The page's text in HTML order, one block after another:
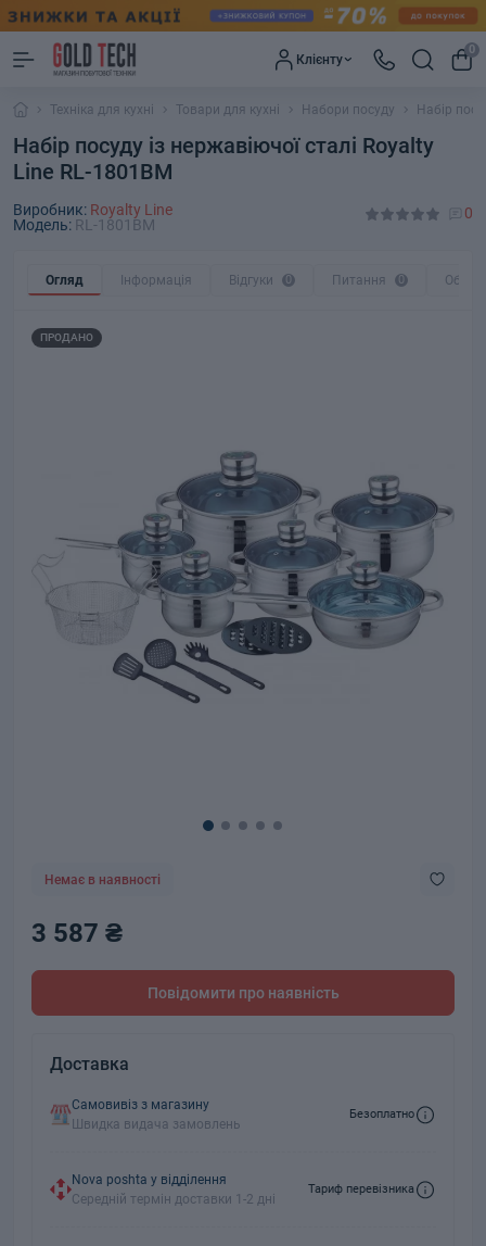
Клієнту
0
Техніка для кухні Товари для кухні Набори посуду Набір
Набір посуду із нержавіючої сталі Royalty
Line RL-1801BM
Виробник: Royalty Line
Модель: RL-1801BM
0
Огляд Інформація Відгуки 0 Питання 0 Обмін
ПРОДАНО
Немає в наявності
3 587 ₴
Повідомити про наявність
Доставка
Самовивіз з магазину
Швидка видача замовлень
Безоплатно
Nova poshta у відділення
Середній термін доставки 1-2 дні
Тариф перевізника